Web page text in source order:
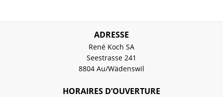
ADRESSE
René Koch SA
Seestrasse 241
8804 Au/Wädenswil
HORAIRES D’OUVERTURE